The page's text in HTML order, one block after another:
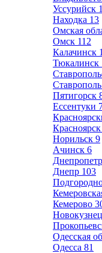
Уссурийск
Находка 13
Омская
Омск 112
Калачинск 1
Тюкалинск
Ставрополь
Пятигорск
Ессентуки
Красноярск
Норильск 9
Ачинск 6
Днепр 103
Кемерово
Одесская
Одесса 81